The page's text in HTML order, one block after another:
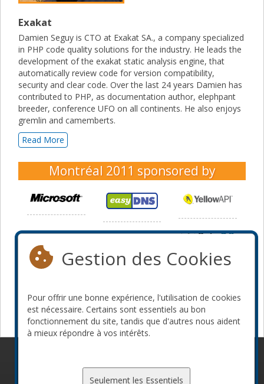
Exakat
Damien Seguy is CTO at Exakat SA., a company specialized
in PHP code quality solutions for the industry. He leads the
development of the exakat static analysis engine, that
automatically review code for version compatibility,
security and clear code. Over the last 24 years Damien has
contributed to PHP, as documentation author, elephpant
breeder, conference UFO on all continents. He also enjoys
gremlin and camemberts.
Read More
Montréal 2011 sponsored by
Gestion des Cookies
Pour offrir une bonne expérience, l'utilisation de cookies
est nécessaire. Certains sont essentiels au bon
fonctionnement du site, tandis que d'autres nous aident
à mieux répondre à vos intérêts.
Seulement les Essentiels